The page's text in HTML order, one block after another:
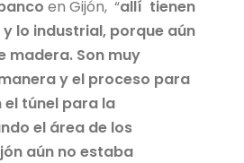
en Gijón, “allí tienen
lo industrial, porque aún
madera. Son muy
y el proceso para
el túnel para la
el área de los
aún no estaba